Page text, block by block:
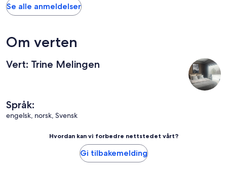
Se alle anmeldelser
Om verten
Vert: Trine Melingen
Språk:
engelsk, norsk, Svensk
Hvordan kan vi forbedre nettstedet vårt?
Gi tilbakemelding